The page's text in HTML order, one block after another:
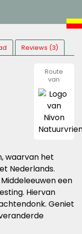
Reviews (3)
Route
van
waarvan het
Nederlands.
een
Hiervan
Geniet